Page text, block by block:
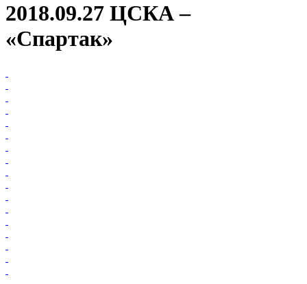
2018.09.27 ЦСКА –
«Спартак»